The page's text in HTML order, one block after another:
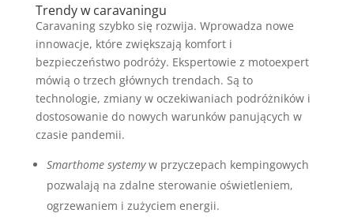
Trendy w caravaningu
Caravaning szybko się rozwija. Wprowadza nowe
innowacje, które zwiększają komfort i
bezpieczeństwo podróży. Ekspertowie z motoexpert
mówią o trzech głównych trendach. Są to
technologie, zmiany w oczekiwaniach podróżników i
dostosowanie do nowych warunków panujących w
czasie pandemii.
Smarthome systemyw przyczepach kempingowych
pozwalają na zdalne sterowanie oświetleniem,
ogrzewaniem i zużyciem energii.